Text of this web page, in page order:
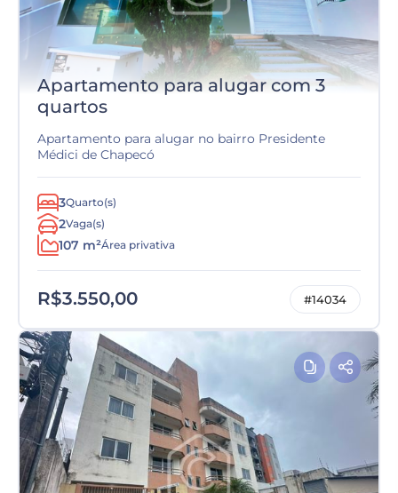
Apartamento para alugar com 3
quartos
Apartamento para alugar no bairro Presidente
Médici de Chapecó
3Quarto(s)
2Vaga(s)
107 m²Área privativa
R$3.550,00 #14034